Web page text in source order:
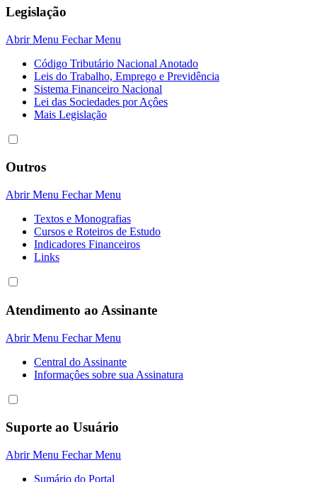
Legislação
Abrir Menu Fechar Menu
Código Tributário Nacional Anotado
Leis do Trabalho, Emprego e Previdência
Sistema Financeiro Nacional
Lei das Sociedades por Açôes
Mais Legislação
Outros
Abrir Menu Fechar Menu
Textos e Monografias
Cursos e Roteiros de Estudo
Indicadores Financeiros
Links
Atendimento ao Assinante
Abrir Menu Fechar Menu
Central do Assinante
Informaçôes sobre sua Assinatura
Suporte ao Usuário
Abrir Menu Fechar Menu
Sumário do Portal